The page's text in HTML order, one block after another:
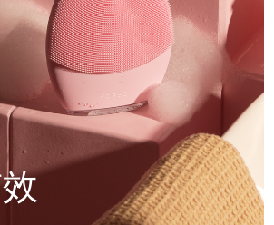
設備
treatment devices
護理設備
eye massagers
皮肤护理
pore care essentials
Dual-Peptide Scalp
hair
Teeth Whitening Gel
男士
預計送達日期 8/12/26
預計送達日期
預計送達日期8/10/26
預計送達日期8/13/26
預計送達日期8/15/26